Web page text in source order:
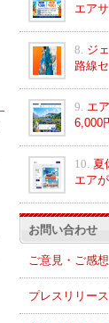
エア
8. ジ
路線
9. エ
6,000
10. 夏
エア
お問い合わせ
ご意見・ご感想
プレスリリー